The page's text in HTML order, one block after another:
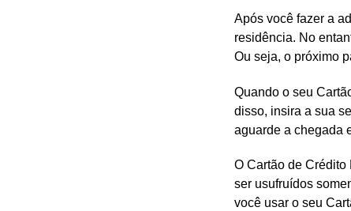
Após você fazer a
residência. No
Ou seja, o próximo
Quando o seu
disso, insira a sua
aguarde a chegada
O Cartão de
ser usufruídos
você usar o seu